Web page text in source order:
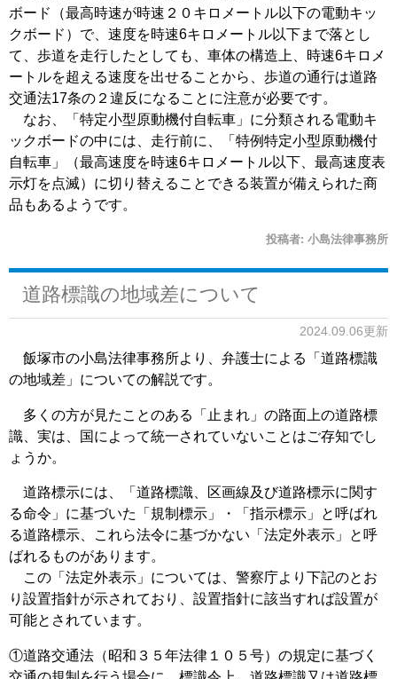
ボード（最高時速が時速２０キロメートル以下の電動キッ
クボード）で、速度を時速6キロメートル以下まで落とし
て、歩道を走行したとしても、車体の構造上、時速6キロメ
ートルを超える速度を出せることから、歩道の通行は道路
交通法17条の２違反になることに注意が必要です。
なお、「特定小型原動機付自転車」に分類される電動キ
ックボードの中には、走行前に、「特例特定小型原動機付
自転車」（最高速度を時速6キロメートル以下、最高速度表
示灯を点滅）に切り替えることできる装置が備えられた商
品もあるようです。
投稿者: 小島法律事務所
道路標識の地域差について
2024.09.06更新
飯塚市の小島法律事務所より、弁護士による「道路標識
の地域差」についての解説です。
多くの方が見たことのある「止まれ」の路面上の道路標
識、実は、国によって統一されていないことはご存知でし
ょうか。
道路標示には、「道路標識、区画線及び道路標示に関す
る命令」に基づいた「規制標示」・「指示標示」と呼ばれ
る道路標示、これら法令に基づかない「法定外表示」と呼
ばれるものがあります。
この「法定外表示」については、警察庁より下記のとお
り設置指針が示されており、設置指針に該当すれば設置が
可能とされています。
①道路交通法（昭和３５年法律１０５号）の規定に基づく